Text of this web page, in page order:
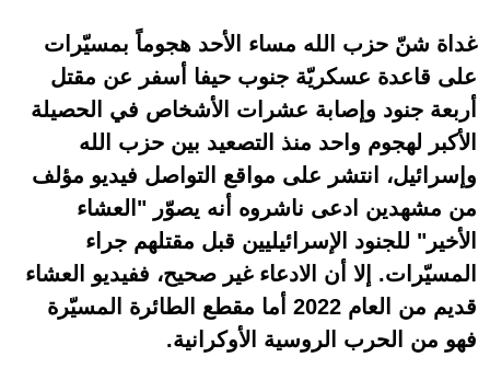
غداة شنّ حزب الله مساء الأحد هجوماً بمسيّرات
على قاعدة عسكريّة جنوب حيفا أسفر عن مقتل
أربعة جنود وإصابة عشرات الأشخاص في الحصيلة
الأكبر لهجوم واحد منذ التصعيد بين حزب الله
وإسرائيل، انتشر على مواقع التواصل فيديو مؤلف
من مشهدين ادعى ناشروه أنه يصوّر "العشاء
الأخير" للجنود الإسرائيليين قبل مقتلهم جراء
المسيّرات. إلا أن الادعاء غير صحيح، ففيديو العشاء
قديم من العام 2022 أما مقطع الطائرة المسيّرة
فهو من الحرب الروسية الأوكرانية.